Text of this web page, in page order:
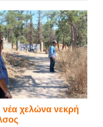
νέα χελώνα νεκρή